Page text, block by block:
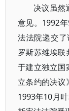
决议虽然
意见。1992
法法院递交
罗斯苏维埃联
于建立独立国
立条约的决议
1993年10月